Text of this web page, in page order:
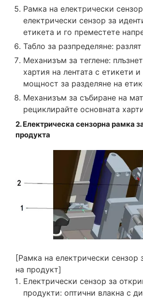
Рамка на електрически
електрически сензор за
етикета и го преместете
Табло за разпределяне:
Механизъм за теглене:
хартия на лентата с етикети
мощност за разделяне на
Механизъм за събиране на
рециклирайте основната
2. Електрическа сензорна рамка
продукта
[Рамка на електрически сензор
на продукт]
Електрически сензор за
продукти: оптични влакна с